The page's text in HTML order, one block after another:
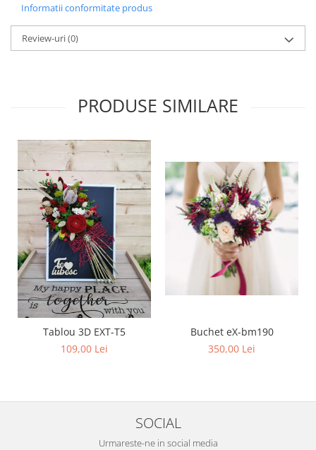
Informatii conformitate produs
Review-uri(0)
PRODUSE SIMILARE
Tablou 3D EXT-T5
109,00 Lei
Buchet eX-bm190
350,00 Lei
SOCIAL
Urmareste-ne in social media